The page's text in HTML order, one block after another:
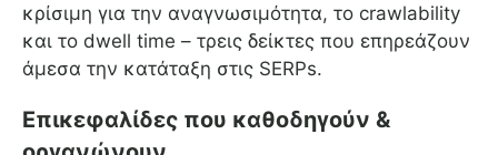
κρίσιμη για την αναγνωσιμότητα, το crawlability
και το dwell time – τρεις δείκτες που επηρεάζουν
άμεσα την κατάταξη στις SERPs.
Επικεφαλίδες που καθοδηγούν &